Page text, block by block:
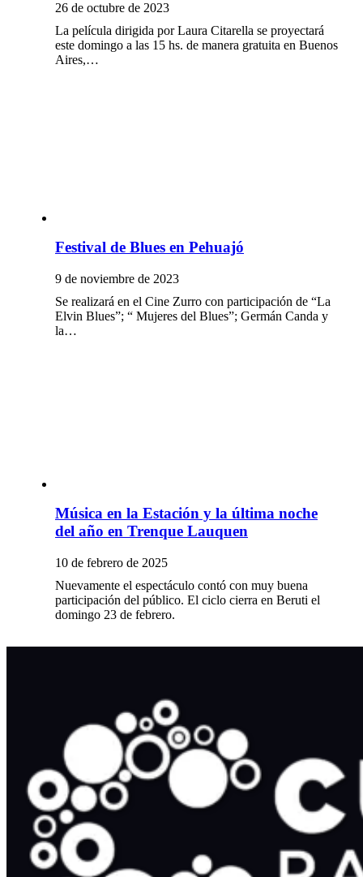
26 de octubre de 2023
La película dirigida por Laura Citarella se proyectará
este domingo a las 15 hs. de manera gratuita en Buenos
Aires,…
Festival de Blues en Pehuajó
9 de noviembre de 2023
Se realizará en el Cine Zurro con participación de “La
Elvin Blues”; “ Mujeres del Blues”; Germán Canda y
la…
Música en la Estación y la última noche
del año en Trenque Lauquen
10 de febrero de 2025
Nuevamente el espectáculo contó con muy buena
participación del público. El ciclo cierra en Beruti el
domingo 23 de febrero.